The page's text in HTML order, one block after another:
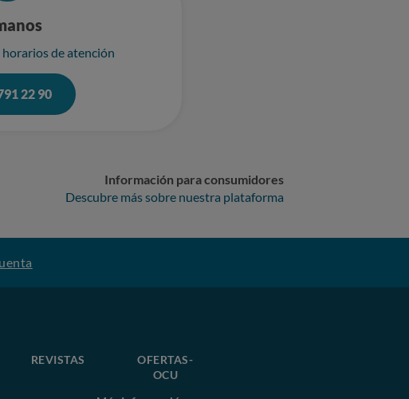
de atención
22 90
Información para consumidores
Descubre más sobre nuestra plataforma
REVISTAS
OFERTAS-
OCU